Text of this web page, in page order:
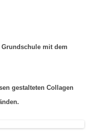
mit dem
gestalteten Collagen